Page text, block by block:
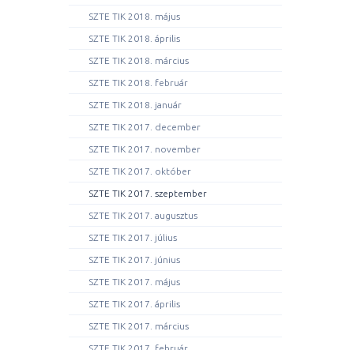
SZTE TIK 2018. május
SZTE TIK 2018. április
SZTE TIK 2018. március
SZTE TIK 2018. február
SZTE TIK 2018. január
SZTE TIK 2017. december
SZTE TIK 2017. november
SZTE TIK 2017. október
SZTE TIK 2017. szeptember
SZTE TIK 2017. augusztus
SZTE TIK 2017. július
SZTE TIK 2017. június
SZTE TIK 2017. május
SZTE TIK 2017. április
SZTE TIK 2017. március